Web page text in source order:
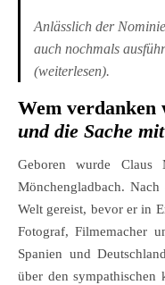
Anlässlich der
auch nochmals
(weiterlesen).
Wem verdanken
und die Sache
Geboren wurde
Mönchengladbach.
Welt gereist, bevor er in
Fotograf, Filmemacher
Spanien und
über den sympathischen